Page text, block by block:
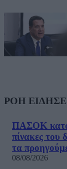
ΡΟΗ
ΠΑΣΟΚ κατά
πίνακες του
τα
08/08/2026